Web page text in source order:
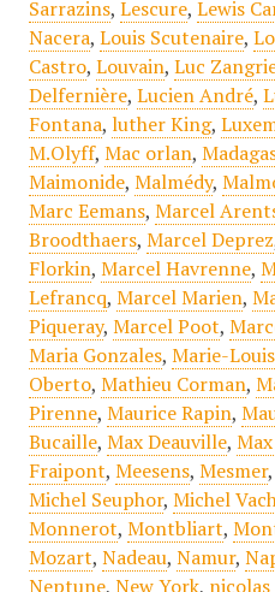
Sarrazins, Lescure, Lewis
Nacera, Louis Scutenaire,
Castro, Louvain, Luc
Delfernière, Lucien André,
Fontana, luther King,
M.Olyff, Mac orlan,
Maimonide, Malmédy,
Marc Eemans, Marcel
Broodthaers, Marcel Deprez
Florkin, Marcel Havrenne,
Lefrancq, Marcel Marien,
Piqueray, Marcel Poot,
Maria Gonzales, Marie-
Oberto, Mathieu Corman,
Pirenne, Maurice Rapin,
Bucaille, Max Deauville,
Fraipont, Meesens, Mesmer,
Michel Seuphor, Michel
Monnerot, Montbliart,
Mozart, Nadeau, Namur,
Neptune, New York, nicolas